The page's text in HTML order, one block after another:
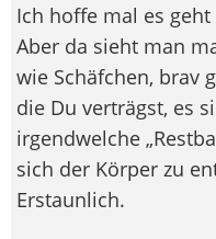
Ich hoffe mal es geht
Aber da sieht man
wie Schäfchen, brav
die Du verträgst, es
irgendwelche
sich der Körper zu
Erstaunlich.